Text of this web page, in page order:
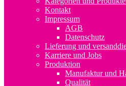
Kontakt
Impressum
AGB
Datenschutz
Lieferung und
Karriere und Jobs
Produktion
Manufaktur und
Qualität